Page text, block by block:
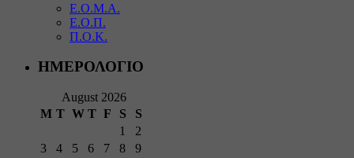
Ε.Ο.Μ.Α.
Ε.Ο.Π.
Π.Ο.Κ.
ΗΜΕΡΟΛΟΓΙΟ
August 2026
M T W T F S
S
1
2
3
4 5 6 7 8
9